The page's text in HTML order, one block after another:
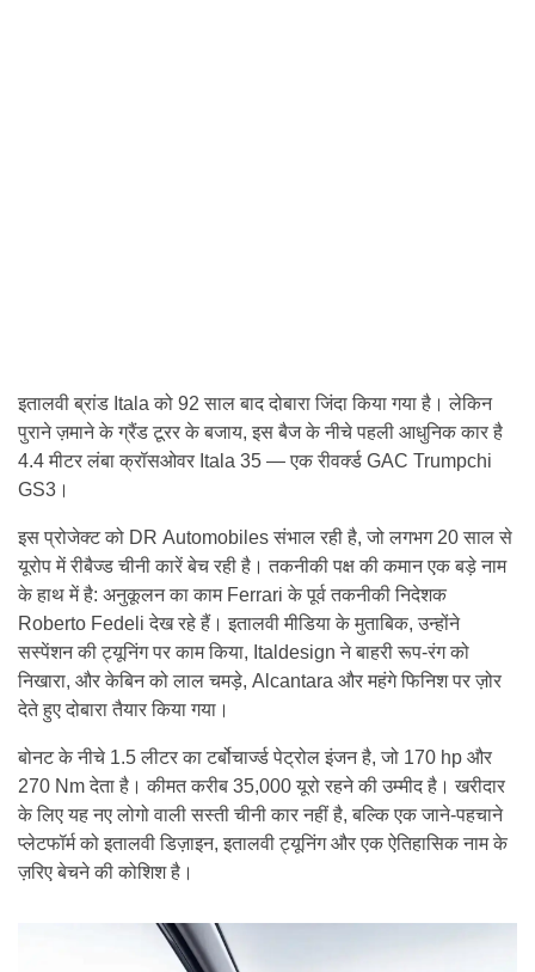
इतालवी ब्रांड Itala को 92 साल बाद दोबारा जिंदा किया गया है। लेकिन
पुराने ज़माने के ग्रैंड टूरर के बजाय, इस बैज के नीचे पहली आधुनिक कार है
4.4 मीटर लंबा क्रॉसओवर Itala 35 — एक रीवर्क्ड GAC Trumpchi
GS3।
इस प्रोजेक्ट को DR Automobiles संभाल रही है, जो लगभग 20 साल से
यूरोप में रीबैज्ड चीनी कारें बेच रही है। तकनीकी पक्ष की कमान एक बड़े नाम
के हाथ में है: अनुकूलन का काम Ferrari के पूर्व तकनीकी निदेशक
Roberto Fedeli देख रहे हैं। इतालवी मीडिया के मुताबिक, उन्होंने
सस्पेंशन की ट्यूनिंग पर काम किया, Italdesign ने बाहरी रूप-रंग को
निखारा, और केबिन को लाल चमड़े, Alcantara और महंगे फिनिश पर ज़ोर
देते हुए दोबारा तैयार किया गया।
बोनट के नीचे 1.5 लीटर का टर्बोचार्ज्ड पेट्रोल इंजन है, जो 170 hp और
270 Nm देता है। कीमत करीब 35,000 यूरो रहने की उम्मीद है। खरीदार
के लिए यह नए लोगो वाली सस्ती चीनी कार नहीं है, बल्कि एक जाने-पहचाने
प्लेटफॉर्म को इतालवी डिज़ाइन, इतालवी ट्यूनिंग और एक ऐतिहासिक नाम के
ज़रिए बेचने की कोशिश है।